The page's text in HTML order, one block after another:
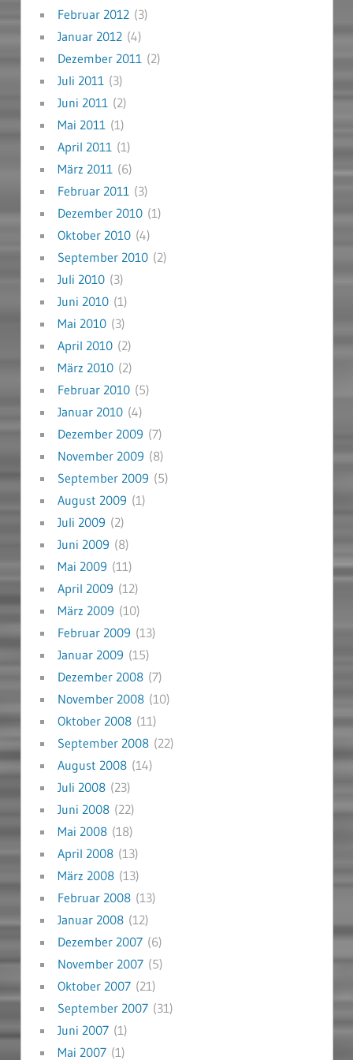
Februar 2012(3)
Januar 2012(4)
Dezember 2011 (2)
Juli 2011 (3)
Juni 2011 (2)
Mai 2011 (1)
April 2011 (1)
März 2011 (6)
Februar 2011 (3)
Dezember 2010(1)
Oktober 2010(4)
September 2010(2)
Juli 2010(3)
Juni 2010(1)
Mai 2010(3)
April 2010(2)
März 2010(2)
Februar 2010(5)
Januar 2010(4)
Dezember 2009 (7)
November 2009 (8)
September 2009 (5)
August 2009 (1)
Juli 2009 (2)
Juni 2009 (8)
Mai 2009 (11)
April 2009 (12)
März 2009 (10)
Februar 2009 (13)
Januar 2009 (15)
Dezember 2008(7)
November 2008(10)
Oktober 2008(11)
September 2008(22)
August 2008(14)
Juli 2008(23)
Juni 2008(22)
Mai 2008(18)
April 2008(13)
März 2008(13)
Februar 2008(13)
Januar 2008(12)
Dezember 2007(6)
November 2007(5)
Oktober 2007(21)
September 2007(31)
Juni 2007(1)
Mai 2007(1)